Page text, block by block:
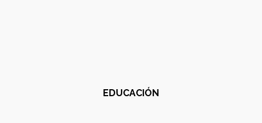
EDUCACIÓN